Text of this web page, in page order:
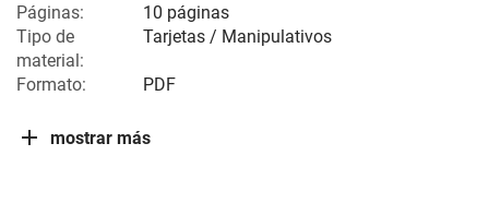
Páginas:
10 páginas
Tipo de
material:
Tarjetas / Manipulativos
Formato: PDF
mostrar más